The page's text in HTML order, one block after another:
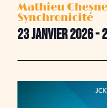
Mathieu
Synchronicité
23 janvier 2026-